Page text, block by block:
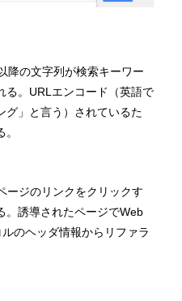
降の文字列が検索キーワー
る。URLエンコード（英語で
グ」と言う）されているた
ージのリンクをクリックす
。誘導されたページでWeb
のヘッダ情報からリファラ